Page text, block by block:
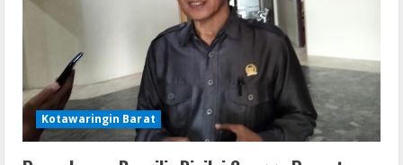
Kotawaringin Barat